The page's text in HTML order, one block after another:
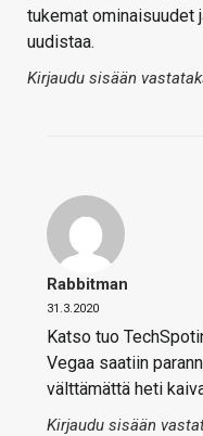
tukemat ominaisuudet
uudistaa.
Kirjaudu sisään
Rabbitman
31.3.2020
Katso tuo
Vegaa saatiin
välttämättä heti
Kirjaudu sisään